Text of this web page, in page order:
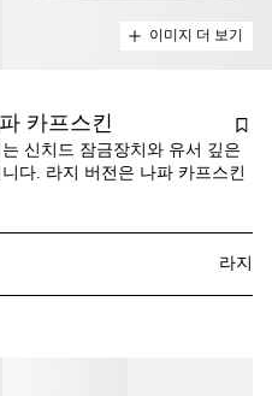
이미지 더 보기
카프스킨
신치드 잠금장치와 유서 깊은
다. 라지 버전은 나파 카프스킨
라지